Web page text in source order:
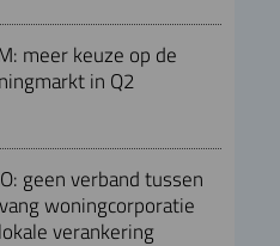
meer keuze op de
in Q2
geen verband tussen
woningcorporatie
verankering